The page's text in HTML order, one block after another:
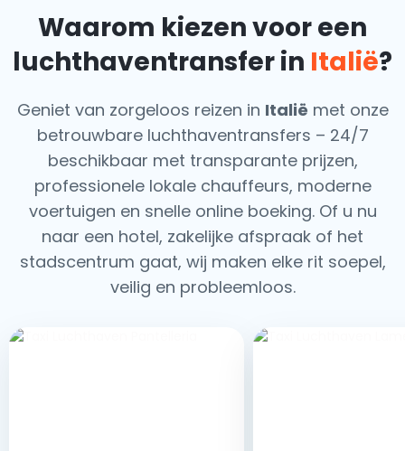
Waarom kiezen voor een
luchthaventransfer in Italië?
Geniet van zorgeloos reizen in Italië met onze
betrouwbare luchthaventransfers – 24/7
beschikbaar met transparante prijzen,
professionele lokale chauffeurs, moderne
voertuigen en snelle online boeking. Of u nu
naar een hotel, zakelijke afspraak of het
stadscentrum gaat, wij maken elke rit soepel,
veilig en probleemloos.